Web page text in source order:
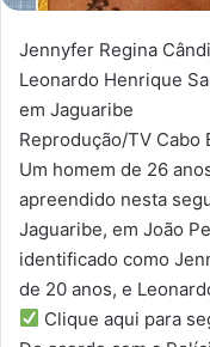
i
l
Jennyfer Regina
Leonardo Henrique
em Jaguaribe
Reprodução/TV Cabo
Um homem de 26
apreendido nesta
Jaguaribe, em João
identificado como
de 20 anos, e
Clique aqui para